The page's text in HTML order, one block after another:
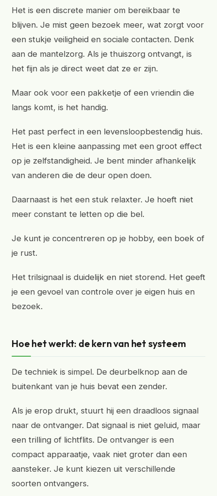
Het is een discrete manier om bereikbaar te
blijven. Je mist geen bezoek meer, wat zorgt voor
een stukje veiligheid en sociale contacten. Denk
aan de mantelzorg. Als je thuiszorg ontvangt, is
het fijn als je direct weet dat ze er zijn.
Maar ook voor een pakketje of een vriendin die
langs komt, is het handig.
Het past perfect in een levensloopbestendig huis.
Het is een kleine aanpassing met een groot effect
op je zelfstandigheid. Je bent minder afhankelijk
van anderen die de deur open doen.
Daarnaast is het een stuk relaxter. Je hoeft niet
meer constant te letten op die bel.
Je kunt je concentreren op je hobby, een boek of
je rust.
Het trilsignaal is duidelijk en niet storend. Het geeft
je een gevoel van controle over je eigen huis en
bezoek.
Hoe het werkt: de kern van het systeem
De techniek is simpel. De deurbelknop aan de
buitenkant van je huis bevat een zender.
Als je erop drukt, stuurt hij een draadloos signaal
naar de ontvanger. Dat signaal is niet geluid, maar
een trilling of lichtflits. De ontvanger is een
compact apparaatje, vaak niet groter dan een
aansteker. Je kunt kiezen uit verschillende
soorten ontvangers.